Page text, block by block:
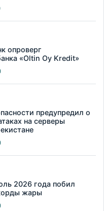
опроверг
«Oltin Oy Kredit»
предупредил о
на серверы
2026 года побил
жары